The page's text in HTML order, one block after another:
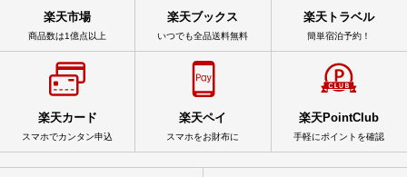
楽天市場
商品数は1億点以上
楽天ブックス
いつでも全品送料無料
楽天トラベル
簡単宿泊予約！
楽天カード
スマホでカンタン申込
楽天ペイ
スマホをお財布に
楽天PointClub
手軽にポイントを確認